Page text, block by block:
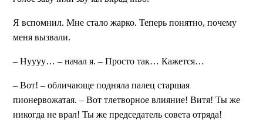
Я вспомнил. Мне стало жарко. Теперь понятно, почему
меня вызвали.
– Нуууу… – начал я. – Просто так… Кажется…
– Вот! – обличающе подняла палец старшая
пионервожатая. – Вот тлетворное влияние! Витя! Ты же
никогда не врал! Ты же председатель совета отряда!